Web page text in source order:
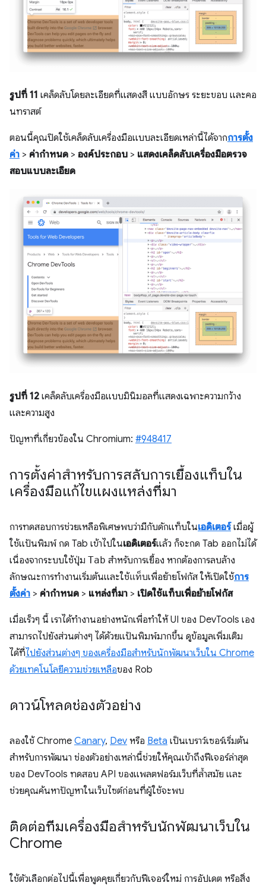
รูปที่ 11 เคล็ดลับโดยละเอียดที่แสดงสี แบบอักษร ระยะขอบ และคอ
นทราสต์
ตอนนี้คุณปิดใช้เคล็ดลับเครื่องมือแบบละเอียดเหล่านี้ได้จากการตั้ง
ค่า > ค่ากำหนด > องค์ประกอบ > แสดงเคล็ดลับเครื่องมือตรวจ
สอบแบบละเอียด
รูปที่ 12 เคล็ดลับเครื่องมือแบบมินิมอลที่แสดงเฉพาะความกว้าง
และความสูง
ปัญหาที่เกี่ยวข้องใน Chromium: #948417
การตั้งค่าสำหรับการสลับการเยื้องแท็บใน
เครื่องมือแก้ไขแผงแหล่งที่มา
การทดสอบการช่วยเหลือพิเศษพบว่ามีกับดักแท็บในเอดิเตอร์เมื่อผู้
ใช้แป้นพิมพ์ กด Tab เข้าไปในเอดิเตอร์แล้ว ก็จะกด Tab ออกไม่ได้
เนื่องจากระบบใช้ปุ่ม Tab สำหรับการเยื้อง หากต้องการลบล้าง
ลักษณะการทำงานเริ่มต้นและใช้แท็บเพื่อย้ายโฟกัส ให้เปิดใช้การ
ตั้งค่า > ค่ากำหนด > แหล่งที่มา > เปิดใช้แท็บเพื่อย้ายโฟกัส
เมื่อเร็วๆ นี้ เราได้ทำงานอย่างหนักเพื่อทำให้ UI ของ DevTools เอง
สามารถไปยังส่วนต่างๆ ได้ด้วยแป้นพิมพ์มากขึ้น ดูข้อมูลเพิ่มเติม
ได้ที่ไปยังส่วนต่างๆ ของเครื่องมือสำหรับนักพัฒนาเว็บใน Chrome
ด้วยเทคโนโลยีความช่วยเหลือของ Rob
ดาวน์โหลดช่องตัวอย่าง
ลองใช้ Chrome Canary, Dev หรือ Beta เป็นเบราว์เซอร์เริ่มต้น
สำหรับการพัฒนา ช่องตัวอย่างเหล่านี้ช่วยให้คุณเข้าถึงฟีเจอร์ล่าสุด
ของ DevTools ทดสอบ API ของแพลตฟอร์มเว็บที่ล้ำสมัย และ
ช่วยคุณค้นหาปัญหาในเว็บไซต์ก่อนที่ผู้ใช้จะพบ
ติดต่อทีมเครื่องมือสำหรับนักพัฒนาเว็บใน
Chrome
ใช้ตัวเลือกต่อไปนี้เพื่อพูดคุยเกี่ยวกับฟีเจอร์ใหม่ การอัปเดต หรือสิ่ง